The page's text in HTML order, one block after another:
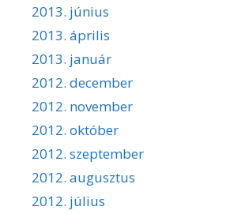
2013. június
2013. április
2013. január
2012. december
2012. november
2012. október
2012. szeptember
2012. augusztus
2012. július